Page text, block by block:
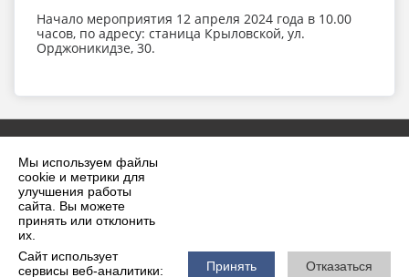
Мы используем файлы
cookie и метрики для
улучшения работы
сайта. Вы можете
принять или отклонить
их.
Сайт использует
сервисы веб-аналитики:
Принять Отказаться
Начало мероприятия 12 апреля 2024 года в 10.00
часов, по адресу: станица Крыловской, ул.
Орджоникидзе, 30.
2026 г. krilovskaya.ru
Вход
Карта сайта
Политика обработки персональных данных